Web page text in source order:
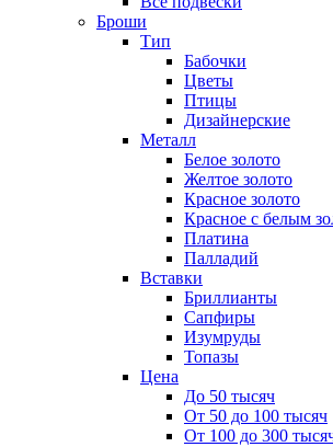
Броши
Тип
Бабочки
Цветы
Птицы
Дизайнерские
Металл
Белое золото
Желтое золото
Красное золото
Красное с белым
Платина
Палладий
Вставки
Бриллианты
Сапфиры
Изумруды
Топазы
Цена
До 50 тысяч
От 50 до 100 тысяч
От 100 до 300